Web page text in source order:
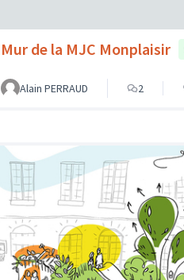
Mur de la MJC Monplaisir
Alain PERRAUD 2